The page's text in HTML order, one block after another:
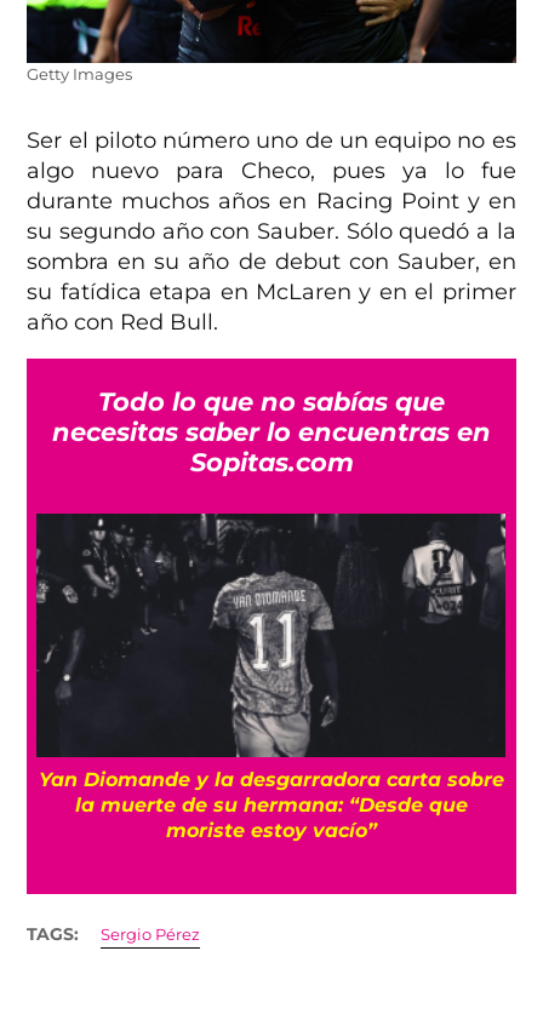
Getty Images
Ser el piloto número uno de un equipo no es
algo nuevo para Checo, pues ya lo fue
durante muchos años en Racing Point y en
su segundo año con Sauber. Sólo quedó a la
sombra en su año de debut con Sauber, en
su fatídica etapa en McLaren y en el primer
año con Red Bull.
Todo lo que no sabías que
necesitas saber lo encuentras en
Sopitas.com
Yan Diomande y la desgarradora carta sobre
la muerte de su hermana: “Desde que
moriste estoy vacío”
TAGS: Sergio Pérez